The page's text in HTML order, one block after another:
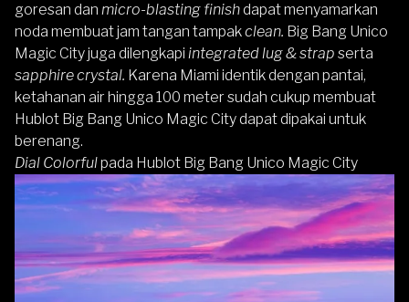
goresan dan micro-blasting finishdapat menyamarkan
noda membuat jam tangan tampakclean. Big Bang Unico
Magic City juga dilengkapi integrated lug & strap serta
sapphire crystal. Karena Miami identik dengan pantai,
ketahanan air hingga 100 meter sudah cukup membuat
Hublot Big Bang Unico Magic City dapat dipakai untuk
berenang.
Dial Colorfulpada Hublot Big Bang Unico Magic City